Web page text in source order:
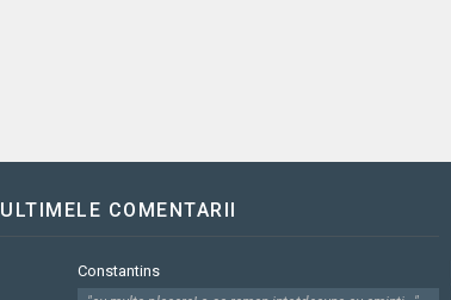
ULTIMELE COMENTARII
Constantins